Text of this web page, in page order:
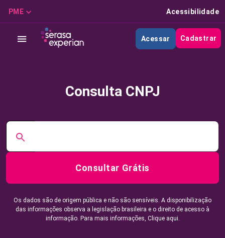
PME Acessibilidade
Acessar Cadastrar
Consulta CNPJ
Consultar Grátis
Os dados são de origem pública e não são sensíveis. A disponibilização
das informações observa a legislação brasileira e o direito de acesso à
informação. Para mais informações, Clique aqui.